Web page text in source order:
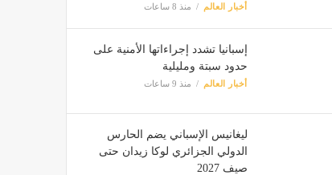
أخبار العالم منذ 8 ساعات
إسبانيا تشدد إجراءاتها الأمنية على
حدود سبتة ومليلية
أخبار العالم منذ 9 ساعات
ليغانيس الإسباني يضم الحارس
الدولي الجزائري لوكا زيدان حتى
صيف 2027